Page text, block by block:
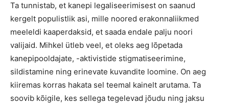
Ta tunnistab, et kanepi legaliseerimisest on saanud
kergelt populistlik asi, mille noored erakonnaliikmed
meeleldi kaaperdaksid, et saada endale palju noori
valijaid. Mihkel ütleb veel, et oleks aeg lõpetada
kanepipooldajate, -aktivistide stigmatiseerimine,
sildistamine ning erinevate kuvandite loomine. On aeg
kiiremas korras hakata sel teemal kainelt arutama. Ta
soovib kõigile, kes sellega tegelevad jõudu ning jaksu